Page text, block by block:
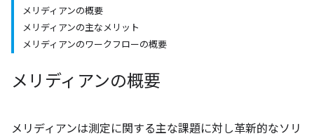
メリディアンの概要
メリディアンの主なメリット
メリディアンのワークフローの概要
メリディアンの概要
メリディアンは測定に関する主な課題に対し革新的なソリ